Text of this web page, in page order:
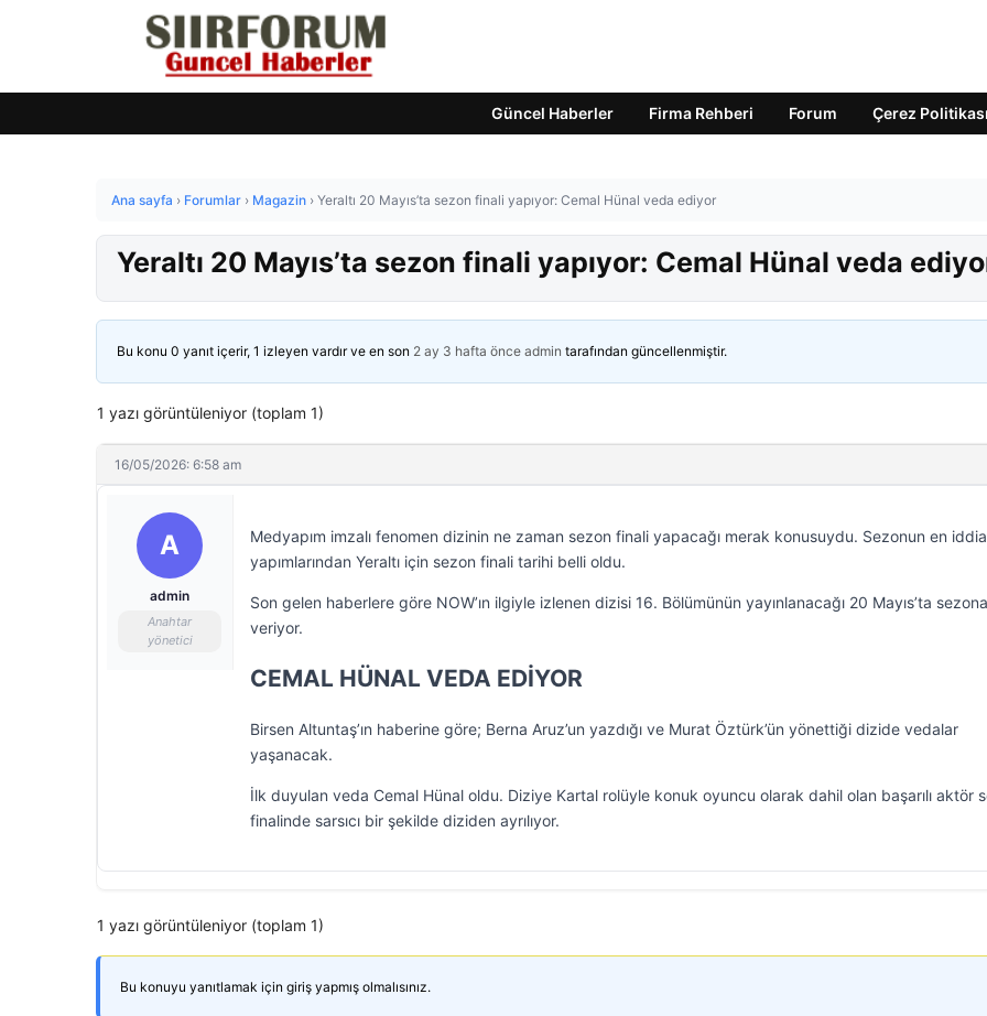
Güncel Haberler Firma Rehberi Forum Çerez Politikası
Ana sayfa › Forumlar › Magazin › Yeraltı 20 Mayıs’ta sezon finali yapıyor: Cemal Hünal veda ediyor
Yeraltı 20 Mayıs’ta sezon finali yapıyor: Cemal Hünal veda
Bu konu 0 yanıt içerir, 1 izleyen vardır ve en son 2 ay 3 hafta önce admin tarafından güncellenmiştir.
1 yazı görüntüleniyor (toplam 1)
16/05/2026: 6:58 am
A
admin
Anahtar
yönetici
Medyapım imzalı fenomen dizinin ne zaman sezon finali yapacağı merak konusuydu. Sezonun en
yapımlarından Yeraltı için sezon finali tarihi belli oldu.
Son gelen haberlere göre NOW’ın ilgiyle izlenen dizisi 16. Bölümünün yayınlanacağı 20 Mayıs’ta
veriyor.
CEMAL HÜNAL VEDA EDİYOR
Birsen Altuntaş’ın haberine göre; Berna Aruz’un yazdığı ve Murat Öztürk’ün yönettiği dizide vedalar
yaşanacak.
İlk duyulan veda Cemal Hünal oldu. Diziye Kartal rolüyle konuk oyuncu olarak dahil olan başarılı aktör
finalinde sarsıcı bir şekilde diziden ayrılıyor.
1 yazı görüntüleniyor (toplam 1)
Bu konuyu yanıtlamak için giriş yapmış olmalısınız.